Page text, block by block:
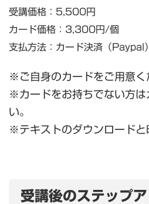
受講価格：5,500円
カード価格：3,300円/個
支払方法：カード決済（Paypal）
※ご自身のカードをご用意く
※カードをお持ちでない方は
い。
※テキストのダウンロードと
受講後のステップ